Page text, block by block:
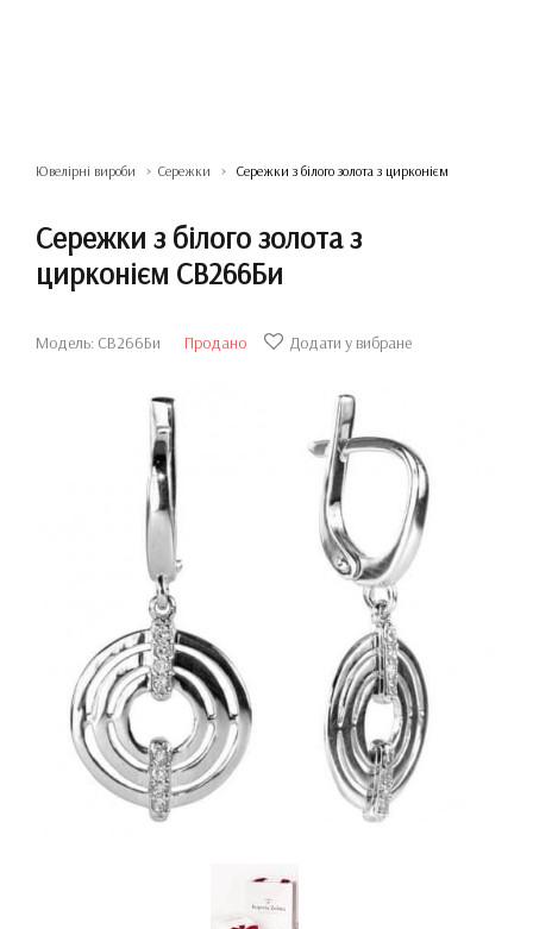
Ювелірні вироби Сережки Сережки з білого золота з цирконієм
Сережки з білого золота з
цирконієм СВ266Би
Модель: СВ266Би Продано Додати у вибране